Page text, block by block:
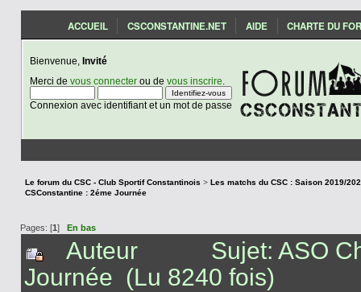
ACCUEIL CSCONSTANTINE.NET AIDE CHARTE DU
Bienvenue, Invité
Merci de vous connecterou de vous inscrire
Connexion avec identifiant et un mot de passe
Le forum du CSC - Club Sportif Constantinois >
CSConstantine : 2éme Journée
Pages: [1] En bas
Auteur
Sujet: ASO
Journée (Lu 8240 fois)